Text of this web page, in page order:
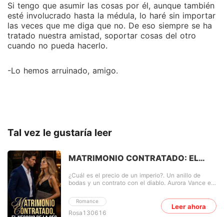
Si tengo que asumir las cosas por él, aunque también
esté involucrado hasta la médula, lo haré sin importar
las veces que me diga que no. De eso siempre se ha
tratado nuestra amistad, soportar cosas del otro
cuando no pueda hacerlo.
-Lo hemos arruinado, amigo.
Tal vez le gustaría leer
MATRIMONIO CONTRATADO: EL
Romance
Rosa130616
¿Cuál es el precio de un imperio?. Un anillo de
bodas y un contrato con el diablo. Aurora Vance es
pero para heredar el imperio de moda de su padre,
Vance Enterprises, necesita cumplir una última y
absurda condición: casarse en menos de treinta
Leer ahora